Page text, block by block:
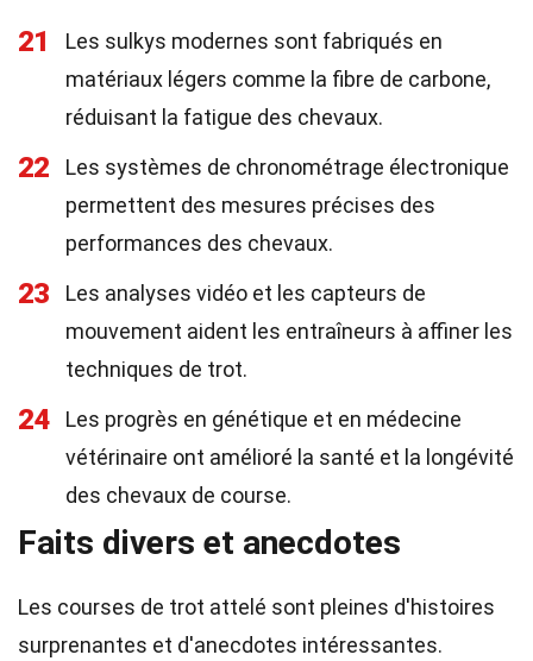
21
Les sulkys modernes sont fabriqués en
matériaux légers comme la fibre de carbone,
réduisant la fatigue des chevaux.
22
Les systèmes de chronométrage électronique
permettent des mesures précises des
performances des chevaux.
23
Les analyses vidéo et les capteurs de
mouvement aident les entraîneurs à affiner les
techniques de trot.
24
Les progrès en génétique et en médecine
vétérinaire ont amélioré la santé et la longévité
des chevaux de course.
Faits divers et anecdotes
Les courses de trot attelé sont pleines d'histoires
surprenantes et d'anecdotes intéressantes.